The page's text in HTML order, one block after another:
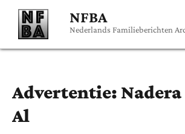
NFBA
Nederlands Familieberichten
Advertentie: Nadera
Al